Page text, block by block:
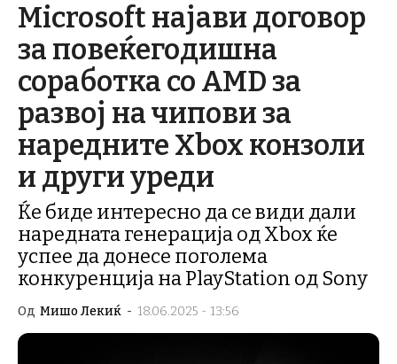
Microsoft најави договор
за повеќегодишна
соработка со AMD за
развој на чипови за
наредните Xbox конзоли
и други уреди
Ќе биде интересно да се види дали
наредната генерација од Xbox ќе
успее да донесе поголема
конкуренција на PlayStation од Sony
Од Мишо Лекиќ - 18.06.2025 - 13:56